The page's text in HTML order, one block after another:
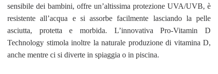
sensibile dei bambini, offre un’altissima protezione UVA/UVB, è
resistente all’acqua e si assorbe facilmente lasciando la pelle
asciutta, protetta e morbida. L’innovativa Pro-Vitamin D
Technology stimola inoltre la naturale produzione di vitamina D,
anche mentre ci si diverte in spiaggia o in piscina.